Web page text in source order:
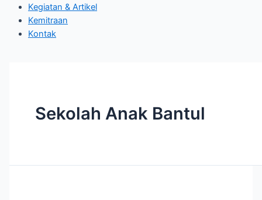
Kegiatan & Artikel
Kemitraan
Kontak
Sekolah Anak Bantul